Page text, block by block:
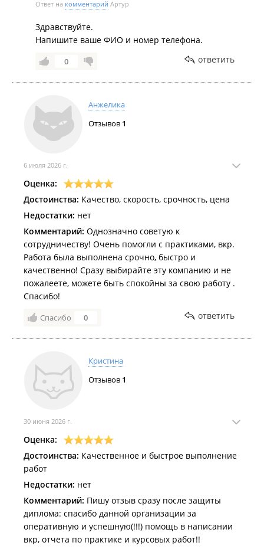
Ответ на комментарий Артур
Здравствуйте.
Напишите ваше ФИО и номер телефона.
0 ответить
Анжелика
Отзывов 1
6 июля 2026 г.
Оценка:
Достоинства: Качество, скорость, срочность, цена
Недостатки: нет
Комментарий: Однозначно советую к
сотрудничеству! Очень помогли с практиками, вкр.
Работа была выполнена срочно, быстро и
качественно! Сразу выбирайте эту компанию и не
пожалеете, можете быть спокойны за свою работу .
Спасибо!
Спасибо 0 ответить
Кристина
Отзывов 1
30 июня 2026 г.
Оценка:
Достоинства: Качественное и быстрое выполнение
работ
Недостатки: нет
Комментарий: Пишу отзыв сразу после защиты
диплома: спасибо данной организации за
оперативную и успешную(!!!) помощь в написании
вкр, отчета по практике и курсовых работ!!